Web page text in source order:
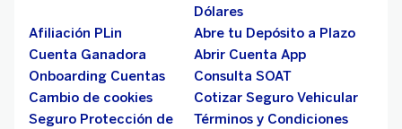
Dólares
Afiliación PLin
Abre tu Depósito a Plazo
Cuenta Ganadora
Abrir Cuenta App
Onboarding Cuentas
Consulta SOAT
Cambio de cookies
Cotizar Seguro Vehicular
Seguro Protección de
Términos y Condiciones